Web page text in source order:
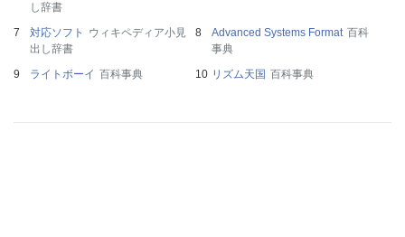
し辞書
対応ソフト
ウィキペディア小見
出し辞書
Advanced Systems Format 百科
事典
ライトボーイ 百科事典 リズム天国 百科事典